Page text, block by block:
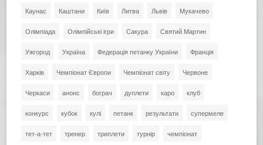
Каунас Каштани Київ Литва Львів Мукачево
Олімпіада Олімпійські ігри Сакура Святий Мартин
Ужгород Україна Федерація петанку України Франція
Харків Чемпіонат Європи Чемпіонат світу Червоне
Черкаси анонс бограч дуплети каро клуб
конкурс кубок кулі петанк результати супермеле
тет-а-тет тренер триплети турнір чемпіонат